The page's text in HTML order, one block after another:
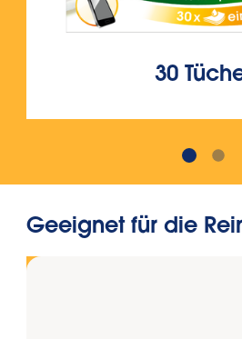
30
Geeignet für die